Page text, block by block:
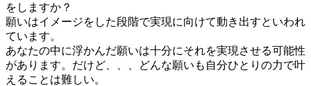
をしますか？
願いはイメージをした段階で実現に向けて動き出すといわれ
ています。
あなたの中に浮かんだ願いは十分にそれを実現させる可能性
があります。だけど、、、どんな願いも自分ひとりの力で叶
えることは難しい。